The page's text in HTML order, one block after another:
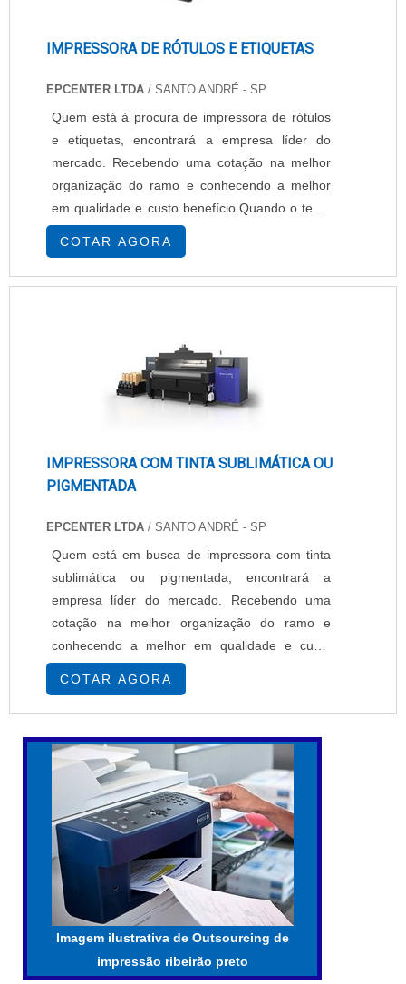
IMPRESSORA DE RÓTULOS E ETIQUETAS
EPCENTER LTDA / SANTO ANDRÉ - SP
Quem está à procura de impressora de rótulos
e etiquetas, encontrará a empresa líder do
mercado. Recebendo uma cotação na melhor
organização do ramo e conhecendo a melhor
em qualidade e custo benefício.Quando o tema
é impressora de rótulos e etiquetas, com os
melhores profissionais da EPcenter atingirá
excelente custo-benefício com pagamento
muitas maneiras eficientes de ...
COTAR AGORA
IMPRESSORA COM TINTA SUBLIMÁTICA OU
PIGMENTADA
EPCENTER LTDA / SANTO ANDRÉ - SP
Quem está em busca de impressora com tinta
sublimática ou pigmentada, encontrará a
empresa líder do mercado. Recebendo uma
cotação na melhor organização do ramo e
conhecendo a melhor em qualidade e custo
benefício.MAIS SOBRE IMPRESSORA COM
TINTA SUBLIMÁTICA OU PIGMENTADASe
alguém busca por impressoras com tinta
sublimática ou pigmentada em uma empresa
segura, descobre a EPcenter. É possível
encontrar impressoras têxteis e impressoras
COTAR AGORA
Imagem ilustrativa de Outsourcing de
impressão ribeirão preto